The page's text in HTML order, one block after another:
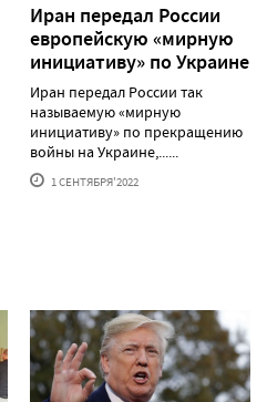
Иран передал России
европейскую «мирную
инициативу» по Украине
Иран передал России так
называемую «мирную
инициативу» по прекращению
войны на Украине,......
1 СЕНТЯБРЯ'2022